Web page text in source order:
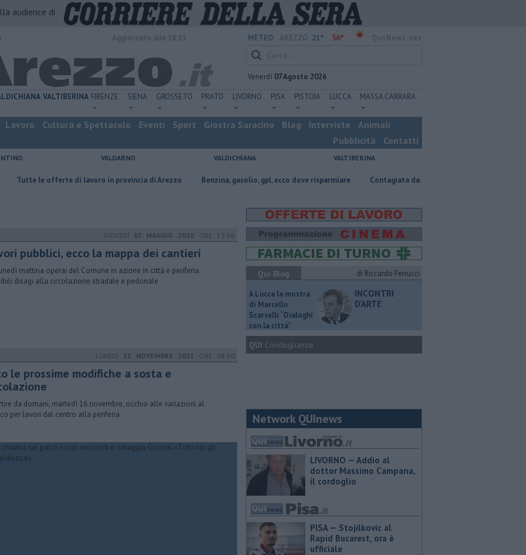
audience di
METEO: 21° 36°
Venerdì 07 Agosto 2026
VALTIBERINA FIRENZE SIENA GROSSETO PRATO LIVORNO PISA PISTOIA LUCCA MASSA CARRARA
Lavoro Cultura e Spettacolo Eventi Sport Giostra Saracino Blog Interviste
Animali
Pubblicità
Contatti
VALDARNO VALDICHIANA VALTIBERINA
di lavoro in provincia di Arezzo ​Benzina, gasolio, gpl, ecco dove risparmiare Contagiata da legionella, non ce l'ha fatta
GIOVEDÌ 07 MAGGIO 2020 ORE 13:56
pubblici, ecco la mappa dei cantieri
mattina operai del Comune in azione in città e periferia.
disagi alla circolazione stradale e pedonale
LUNEDÌ 15 NOVEMBRE 2021 ORE 08:50
le prossime modifiche a sosta e
da domani, martedì 16 novembre, occhio alle variazioni al
per lavori dal centro alla periferia
Qui Blog di Riccardo Ferrucci
A Lucca la mostra
di Marcello
Scarselli “Dialoghi
con la città"
INCONTRI
D'ARTE
QUI Condoglianze
Network QUInews
LIVORNO — Addio al
dottor Massimo Campana,
il cordoglio
PISA — Stojilkovic al
Rapid Bucarest, ora è
ufficiale